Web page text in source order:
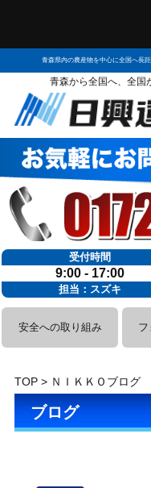
青森県内の農産物を中心に全国へ長
青森から全国へ、全国
受付時間
9:00 - 17:00
担当：スズキ
安全への取り組み
TOP> ＮＩＫＫＯブログ
ブログ